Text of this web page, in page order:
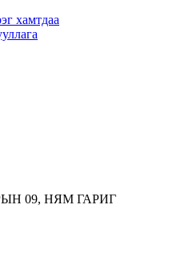
хамтдаа
09, НЯМ ГАРИГ